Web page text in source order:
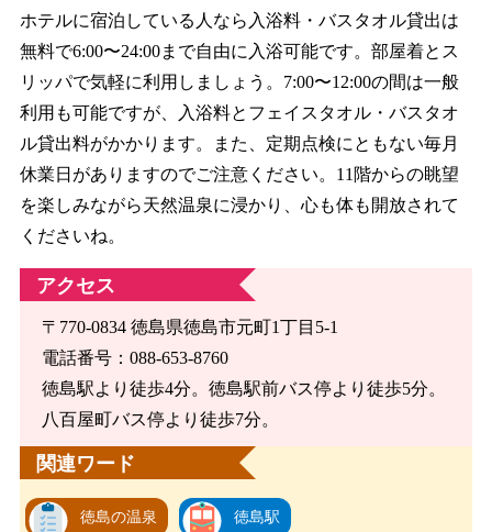
ホテルに宿泊している人なら入浴料・バスタオル貸出は
無料で6:00〜24:00まで自由に入浴可能です。部屋着とス
リッパで気軽に利用しましょう。7:00〜12:00の間は一般
利用も可能ですが、入浴料とフェイスタオル・バスタオ
ル貸出料がかかります。また、定期点検にともない毎月
休業日がありますのでご注意ください。11階からの眺望
を楽しみながら天然温泉に浸かり、心も体も開放されて
くださいね。
アクセス
〒770-0834 徳島県徳島市元町1丁目5-1
電話番号：088-653-8760
徳島駅より徒歩4分。徳島駅前バス停より徒歩5分。
八百屋町バス停より徒歩7分。
関連ワード
徳島の温泉 徳島駅